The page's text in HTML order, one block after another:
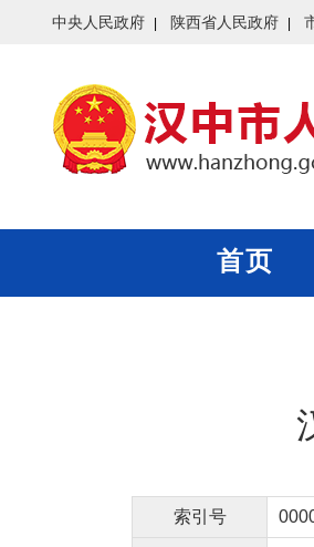
中央人民政府 陕西省人民政府
首页
索引号